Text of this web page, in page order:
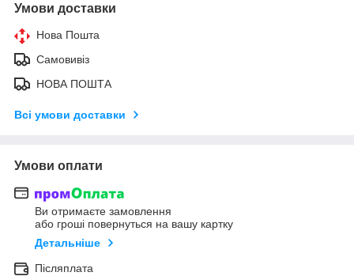
Умови доставки
Нова Пошта
Самовивіз
НОВА ПОШТА
Всі умови доставки
Умови оплати
Ви отримаєте замовлення
або гроші повернуться на вашу картку
Детальніше
Післяплата